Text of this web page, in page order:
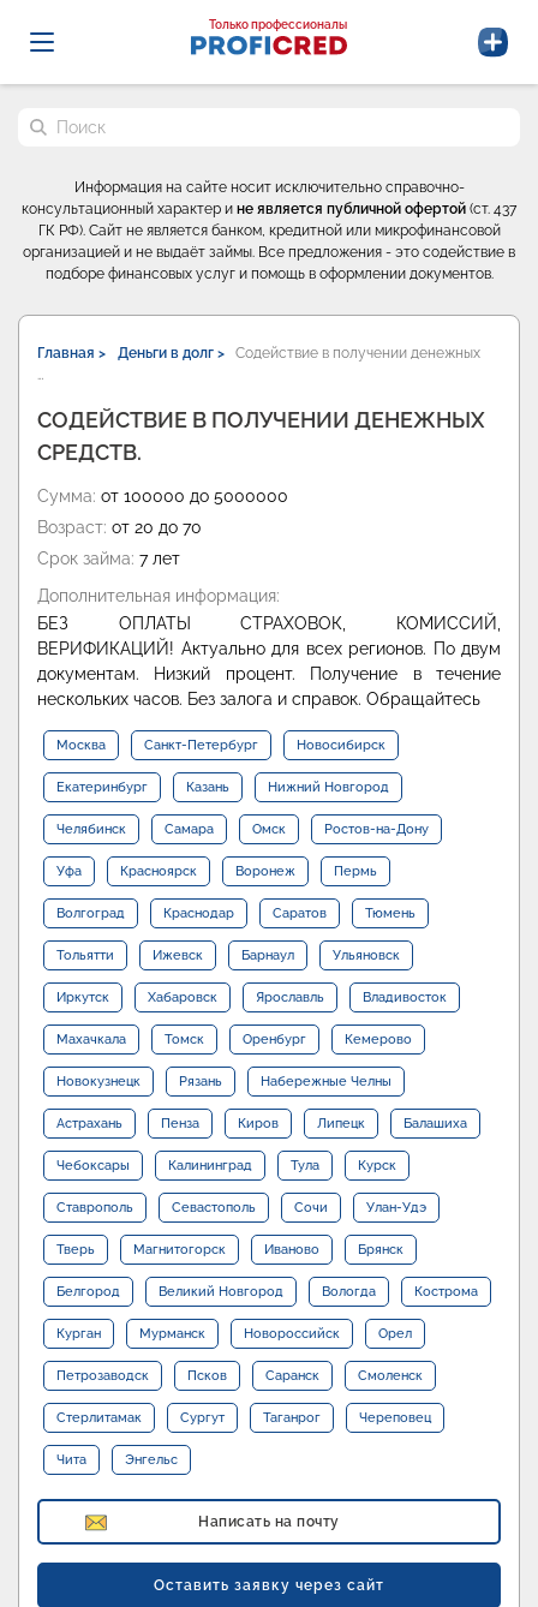
Probrokery - Только профессионалы
Только профессионалы
Поиск по сайту
Информация на сайте носит исключительно справочно-
консультационный характер и не является публичной офертой (ст. 437
ГК РФ). Сайт не является банком, кредитной или микрофинансовой
организацией и не выдаёт займы. Все предложения - это содействие в
подборе финансовых услуг и помощь в оформлении документов.
Главная > Деньги в долг >
Содействие в получении денежных
…
СОДЕЙСТВИЕ В ПОЛУЧЕНИИ ДЕНЕЖНЫХ
СРЕДСТВ.
Сумма: от 100000 до 5000000
Возраст: от 20 до 70
Срок займа: 7 лет
Дополнительная информация:
БЕЗ ОПЛАТЫ СТРАХОВОК, КОМИССИЙ,
ВЕРИФИКАЦИЙ! Актуально для всех регионов. По двум
документам. Низкий процент. Получение в течение
нескольких часов. Без залога и справок. Обращайтесь
Москва Санкт-Петербург Новосибирск
Екатеринбург Казань Нижний Новгород
Челябинск Самара Омск Ростов-на-Дону
Уфа Красноярск Воронеж Пермь
Волгоград Краснодар Саратов Тюмень
Тольятти Ижевск Барнаул Ульяновск
Иркутск Хабаровск Ярославль Владивосток
Махачкала Томск Оренбург Кемерово
Новокузнецк Рязань Набережные Челны
Астрахань Пенза Киров Липецк Балашиха
Чебоксары Калининград Тула Курск
Ставрополь Севастополь Сочи Улан-Удэ
Тверь Магнитогорск Иваново Брянск
Белгород Великий Новгород Вологда Кострома
Курган Мурманск Новороссийск Орел
Петрозаводск Псков Саранск Смоленск
Стерлитамак Сургут Таганрог Череповец
Чита Энгельс
Написать на почту
Оставить заявку через сайт